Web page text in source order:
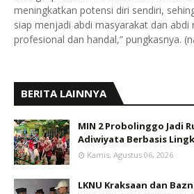
meningkatkan potensi diri sendiri,
siap menjadi abdi masyarakat dan abdi
profesional dan handal,” pungkasnya.
BERITA LAINNYA
MIN 2 Probolinggo Jadi
Adiwiyata Berbasis
Kamis, Agustus 06, 2026
LKNU Kraksaan dan